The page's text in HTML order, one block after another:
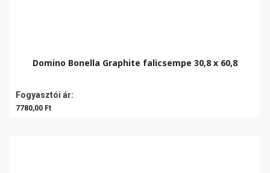
Domino Bonella Graphite falicsempe 30,8 x 60,8
Fogyasztói ár:
7780,00 Ft